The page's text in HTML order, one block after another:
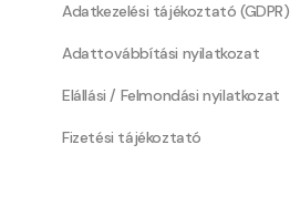
Adatkezelési tájékoztató (GDPR)
Adattovábbítási nyilatkozat
Elállási / Felmondási nyilatkozat
Fizetési tájékoztató